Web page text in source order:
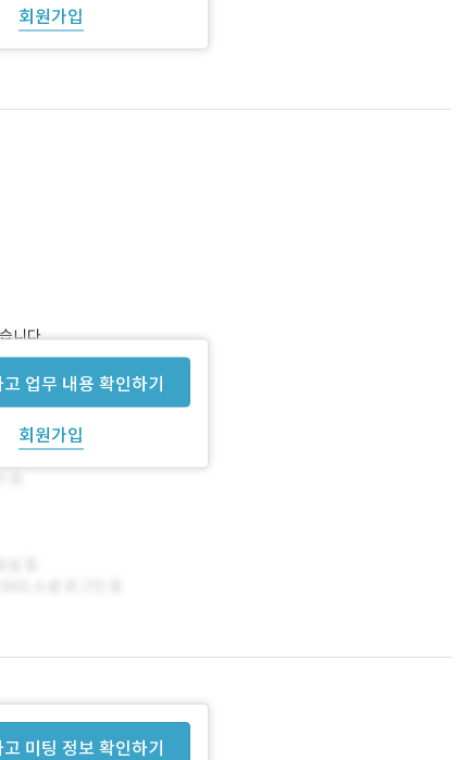
회원가입
업무 내용 확인하기
회원가입
니다.
미팅 정보 확인하기